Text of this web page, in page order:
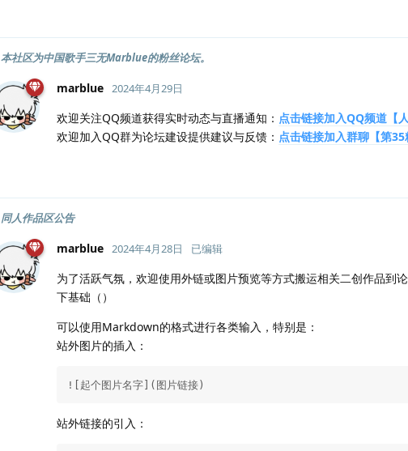
本社区为中国歌手三无Marblue的粉丝论坛。
marblue 2024年4月29日
欢迎关注QQ频道获得实时动态与直播通知： 点击链接加入QQ频道【
欢迎加入QQ群为论坛建设提供建议与反馈： 点击链接加入群聊【第
同人作品区公告
marblue 2024年4月28日 已编辑
为了活跃气氛，欢迎使用外链或图片预览等方式搬运相关二创作品到
下基础（）
可以使用Markdown的格式进行各类输入，特别是：
站外图片的插入：
![起个图片名字](图片链接)
站外链接的引入：